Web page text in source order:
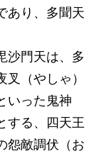
あり、多聞天
沙門天は、多
（やしゃ）
いった鬼神
する、四天王
怨敵調伏（お